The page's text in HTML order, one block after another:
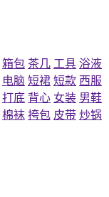
箱包 茶几 工具 浴液
电脑 短裙 短款 西服
打底 背心 女装 男鞋
棉袜 挎包 皮带 炒锅